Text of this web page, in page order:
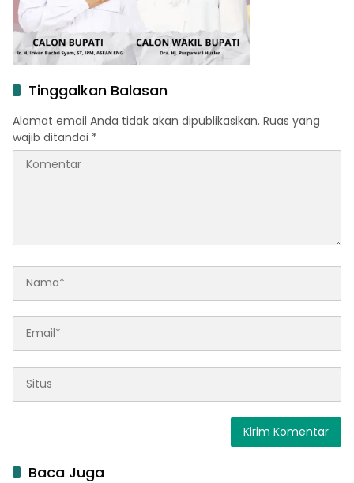
Tinggalkan Balasan
Alamat email Anda tidak akan dipublikasikan. Ruas yang
wajib ditandai *
Baca Juga